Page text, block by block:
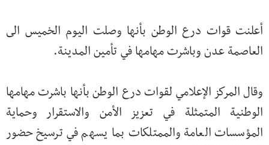
أعلنت قوات درع الوطن بأنها وصلت اليوم الخميس الى
العاصمة عدن وباشرت مهامها في تأمين المدينة.
وقال المركز الإعلامي لقوات درع الوطن بأنها باشرت مهامها
الوطنية المتمثلة في تعزيز الأمن والاستقرار وحماية
المؤسسات العامة والممتلكات بما يسهم في ترسيخ حضور